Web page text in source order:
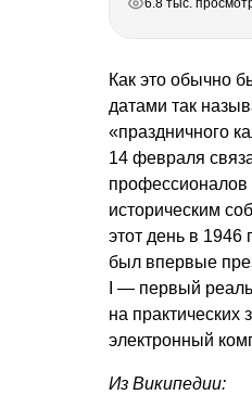
6.8 тыс.
Как это обычно
датами так
«праздничного
14 февраля
профессионалов
историческим
этот день в 1946
был впервые
I — первый
на практических
электронный
Из Википедии: